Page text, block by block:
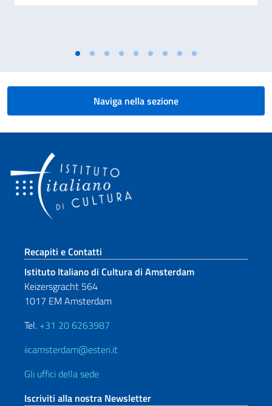
Naviga nella sezione
Sezione footer
Recapiti e Contatti
Istituto Italiano di Cultura di Amsterdam
Keizersgracht 564
1017 EM Amsterdam
Tel. +31 20 6263987
iicamsterdam@esteri.it
Gli uffici della sede
Iscriviti alla nostra Newsletter